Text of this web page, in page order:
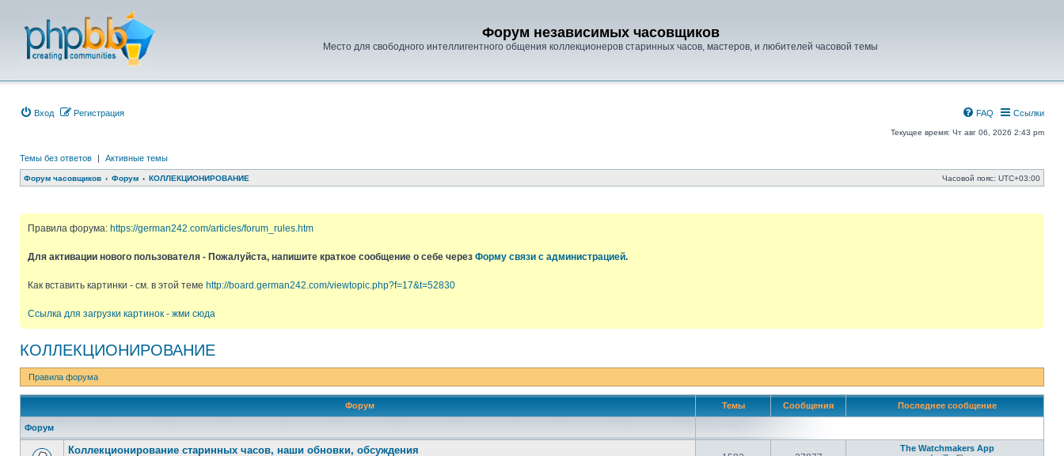
Форум независимых часовщиков
Место для свободного интеллигентного общения коллекционеров старинных часов, мастеров, и любителей часовой темы
Вход Регистрация Ссылки
FAQ
Текущее время: Чт авг 06, 2026 2:43 pm
Темы без ответов | Активные темы
Форум часовщиков Форум КОЛЛЕКЦИОНИРОВАНИЕ Часовой пояс: UTC+03:00
Правила форума: https://german242.com/articles/forum_rules.htm
Для активации нового пользователя - Пожалуйста, напишите краткое сообщение о себе через Форму связи с администрацией.
Как вставить картинки - см. в этой теме http://board.german242.com/viewtopic.php?f=17&t=52830
Ссылка для загрузки картинок - жми сюда
КОЛЛЕКЦИОНИРОВАНИЕ
Правила форума
Форум Темы Сообщения Последнее сообщение
Форум
Коллекционирование старинных часов, наши обновки, обсуждения
The Watchmakers App